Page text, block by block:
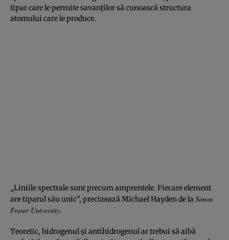
tipar care le permite savanţilor să cunoască structura
atomului care le produce.
„Liniile spectrale sunt precum amprentele. Fiecare element
are tiparul său unic”, precizează Michael Hayden de la Simon
Fraser University.
Teoretic, hidrogenul şi antihidrogenul ar trebui să aibă